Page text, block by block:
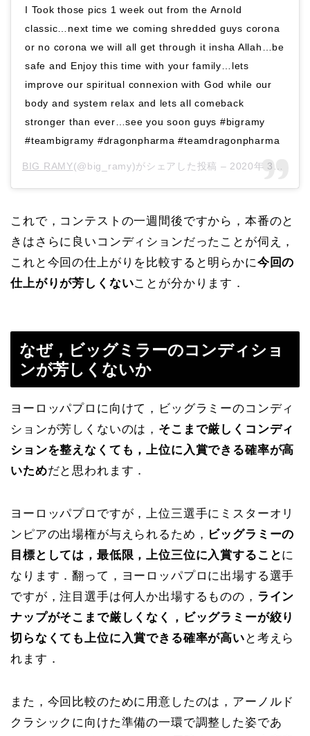
I Took those pics 1 week out from the Arnold
classic…next time we coming shredded guys corona
or no corona we will all get through it insha Allah…be
safe and Enjoy this time with your family…lets
improve our spiritual connexion with God while our
body and system relax and lets all comeback
stronger than ever…see you soon guys #bigramy
#teambigramy #dragonpharma #teamdragonpharma
BIG RAMY(@big_ramy)がシェアした投稿 – 2020年 3月月27日午前4時20分PDT
これで，コンテストの一週間後ですから，本番のと
きはさらに良いコンディションだったことが伺え，
これと今回の仕上がりを比較すると明らかに今回の
仕上がりが芳しくないことが分かります．
なぜ，ビッグミラーのコンディショ
ンが芳しくないか
ヨーロッパプロに向けて，ビッグラミーのコンディ
ションが芳しくないのは， そこまで厳しくコンディ
ションを整えなくても，上位に入賞できる確率が高
いためだと思われます．
ヨーロッパプロですが，上位三選手にミスターオリ
ンピアの出場権が与えられるため， ビッグラミーの
目標としては，最低限，上位三位に入賞することに
なります．翻って，ヨーロッパプロに出場する選手
ですが，注目選手は何人か出場するものの， ライン
ナップがそこまで厳しくなく，ビッグラミーが絞り
切らなくても上位に入賞できる確率が高い と考えら
れます．
また，今回比較のために用意したのは，アーノルド
クラシックに向けた準備の一環で調整した姿であ